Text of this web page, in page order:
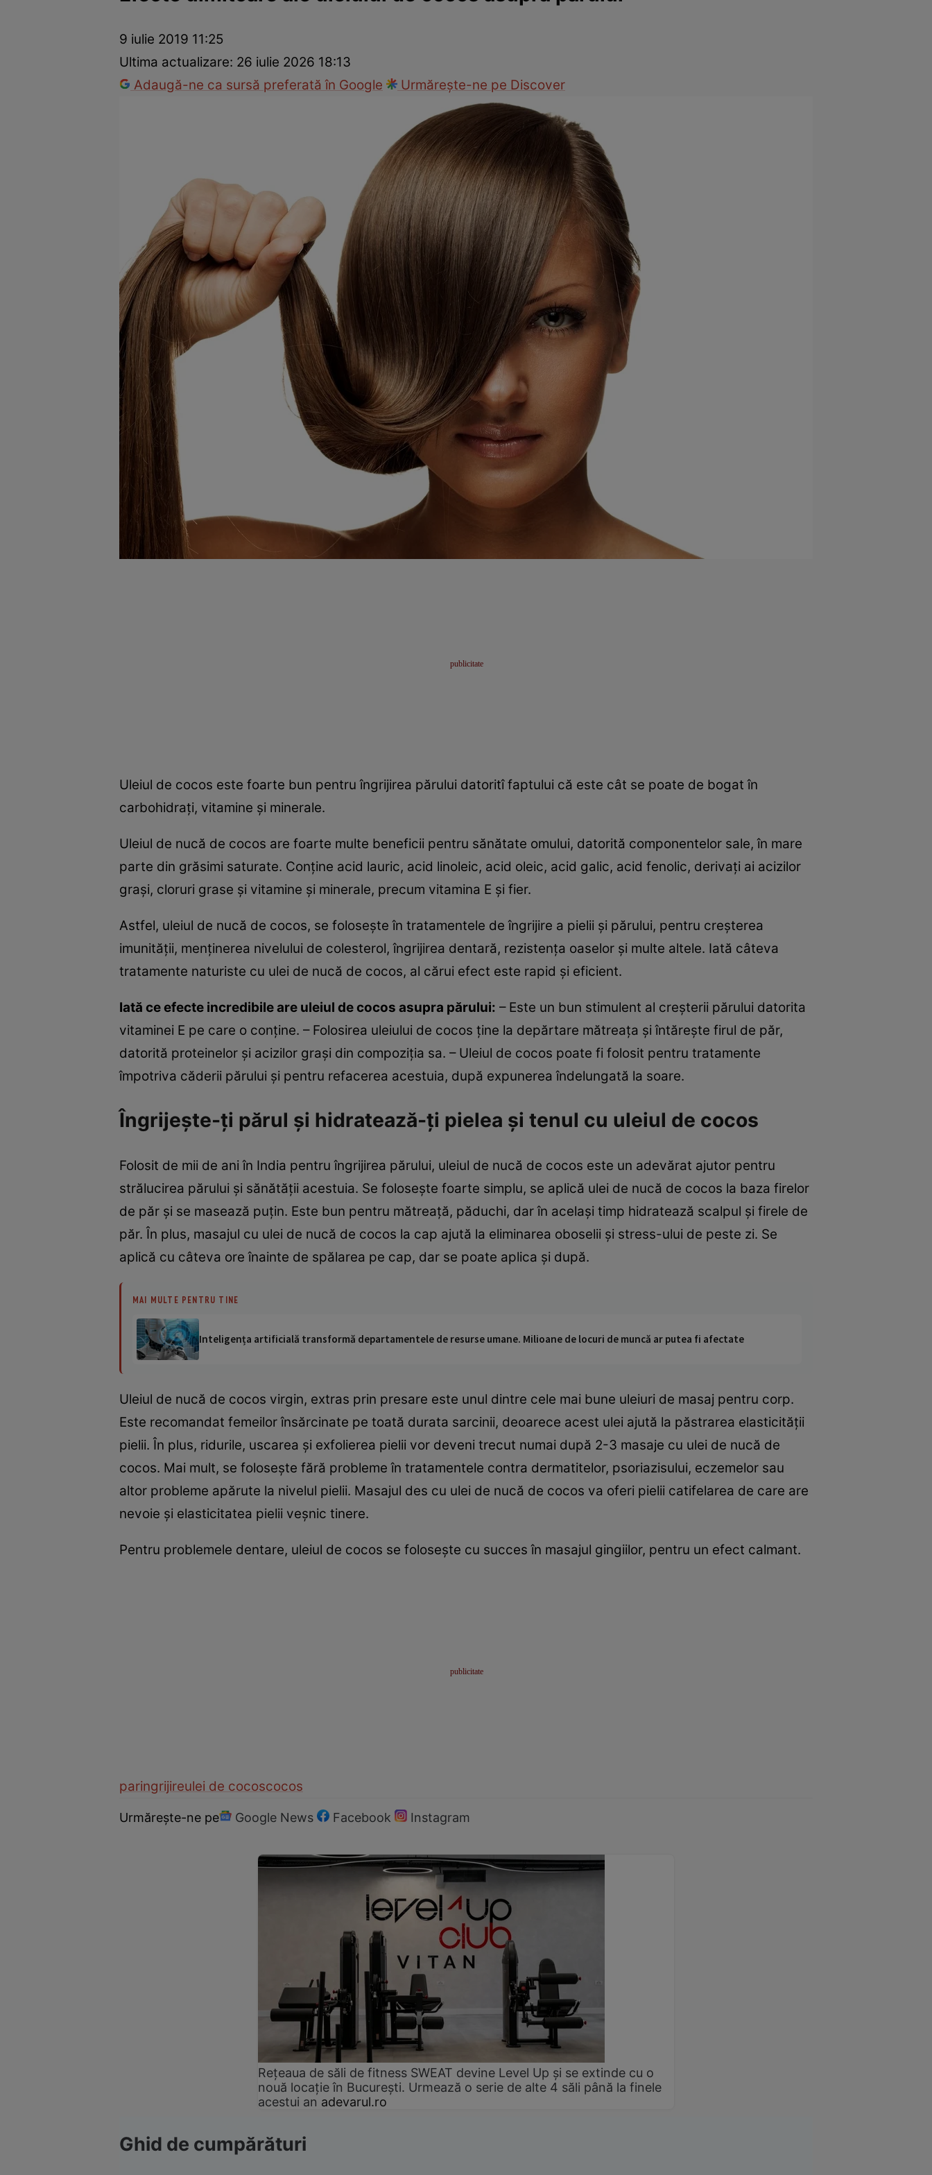
Prevenție și tratament Remedii naturiste
9 iulie 2019 11:25
Ultima actualizare: 26 iulie 2026 18:13
Adaugă-ne ca sursă preferată în Google
Urmărește-ne pe Discover
Uleiul de cocos este foarte bun pentru îngrijirea părului datoritî faptului că este cât se poate de bogat în
carbohidraţi, vitamine şi minerale.
Uleiul de nucă de cocos are foarte multe beneficii pentru sănătate omului, datorită componentelor sale, în mare
parte din grăsimi saturate. Conţine acid lauric, acid linoleic, acid oleic, acid galic, acid fenolic, derivaţi ai acizilor
graşi, cloruri grase şi vitamine şi minerale, precum vitamina E şi fier.
Astfel, uleiul de nucă de cocos, se foloseşte în tratamentele de îngrijire a pielii şi părului, pentru creşterea
imunităţii, menţinerea nivelului de colesterol, îngrijirea dentară, rezistenţa oaselor şi multe altele. Iată câteva
tratamente naturiste cu ulei de nucă de cocos, al cărui efect este rapid şi eficient.
Iată ce efecte incredibile are uleiul de cocos asupra părului: – Este un bun stimulent al creşterii părului datorita
vitaminei E pe care o conţine. – Folosirea uleiului de cocos ţine la depărtare mătreaţa şi întăreşte firul de păr,
datorită proteinelor şi acizilor graşi din compoziţia sa. – Uleiul de cocos poate fi folosit pentru tratamente
împotriva căderii părului şi pentru refacerea acestuia, după expunerea îndelungată la soare.
Îngrijeşte-ţi părul şi hidratează-ţi pielea şi tenul cu uleiul de cocos
Folosit de mii de ani în India pentru îngrijirea părului, uleiul de nucă de cocos este un adevărat ajutor pentru
strălucirea părului şi sănătăţii acestuia. Se foloseşte foarte simplu, se aplică ulei de nucă de cocos la baza firelor
de păr şi se masează puţin. Este bun pentru mătreaţă, păduchi, dar în acelaşi timp hidratează scalpul şi firele de
păr. În plus, masajul cu ulei de nucă de cocos la cap ajută la eliminarea oboselii şi stress-ului de peste zi. Se
aplică cu câteva ore înainte de spălarea pe cap, dar se poate aplica şi după.
MAI MULTE PENTRU TINE
Inteligența artificială transformă departamentele de resurse umane. Milioane de locuri de muncă ar putea fi afectate
Uleiul de nucă de cocos virgin, extras prin presare este unul dintre cele mai bune uleiuri de masaj pentru corp.
Este recomandat femeilor însărcinate pe toată durata sarcinii, deoarece acest ulei ajută la păstrarea elasticităţii
pielii. În plus, ridurile, uscarea şi exfolierea pielii vor deveni trecut numai după 2-3 masaje cu ulei de nucă de
cocos. Mai mult, se foloseşte fără probleme în tratamentele contra dermatitelor, psoriazisului, eczemelor sau
altor probleme apărute la nivelul pielii. Masajul des cu ulei de nucă de cocos va oferi pielii catifelarea de care are
nevoie şi elasticitatea pielii veşnic tinere.
Pentru problemele dentare, uleiul de cocos se foloseşte cu succes în masajul gingiilor, pentru un efect calmant.
paringrijireulei de cocoscocos
Urmărește-ne pe Google News Facebook Instagram
Rețeaua de săli de fitness SWEAT devine Level Up și se extinde cu o
nouă locație în București. Urmează o serie de alte 4 săli până la finele
acestui an adevarul.ro
Ghid de cumpărături